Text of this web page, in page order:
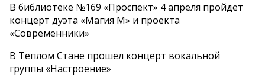
В библиотеке №169 «Проспект» 4 апреля пройдет
концерт дуэта «Магия М» и проекта
«Современники»
В Теплом Стане прошел концерт вокальной
группы «Настроение»